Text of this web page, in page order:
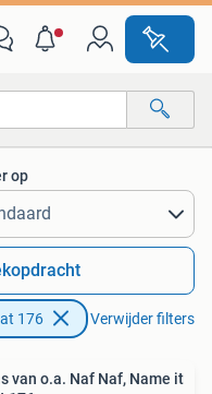
op
176 Verwijder filters
van o.a. Naf Naf, Name it